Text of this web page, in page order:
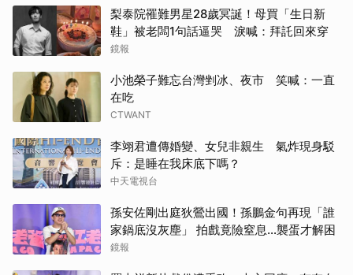
梨泰院罹難男星28歲冥誕！母買「生日新
鞋」被老闆1句話逼哭 淚喊：拜託回來穿
鏡報
小池榮子難忘台灣剉冰、夜市 笑喊：一直
在吃
CTWANT
李翊君遭傳婚變、女兒非親生 氣炸現身駁
斥：是睡在我床底下嗎？
中天電視台
孫安佐剛出庭狄鶯出國！孫鵬金句再現「誰
家鍋底沒灰塵」 拍戲竟險窒息…襲蛋才解困
鏡報